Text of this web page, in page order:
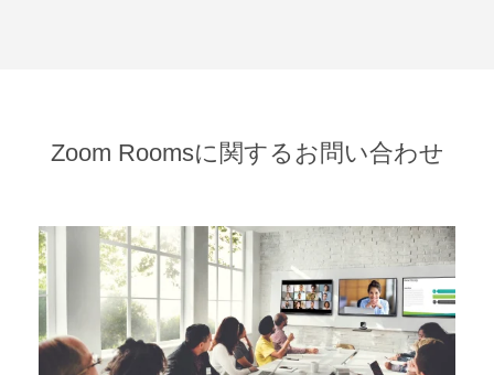
Zoom Roomsに関するお問い合わせ